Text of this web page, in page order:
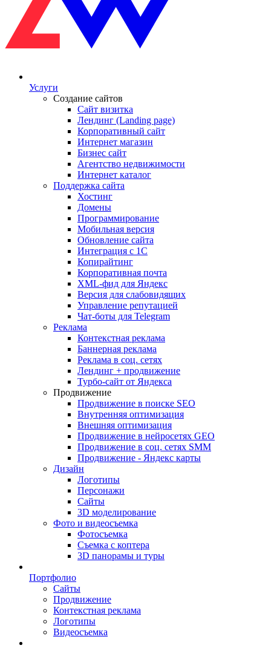
Услуги
Создание сайтов
Сайт визитка
Лендинг (Landing page)
Корпоративный сайт
Интернет магазин
Бизнес сайт
Агентство недвижимости
Интернет каталог
Поддержка сайта
Хостинг
Домены
Программирование
Мобильная версия
Обновление сайта
Интеграция с 1С
Копирайтинг
Корпоративная почта
XML-фид для Яндекс
Версия для слабовидящих
Управление репутацией
Чат-боты для Telegram
Реклама
Контекстная реклама
Баннерная реклама
Реклама в соц. сетях
Лендинг + продвижение
Турбо-сайт от Яндекса
Продвижение
Продвижение в поиске SEO
Внутренняя оптимизация
Внешняя оптимизация
Продвижение в нейросетях GEO
Продвижение в соц. сетях SMM
Продвижение - Яндекс карты
Дизайн
Логотипы
Персонажи
Сайты
3D моделирование
Фото и видеосъемка
Фотосъемка
Съемка с коптера
3D панорамы и туры
Портфолио
Сайты
Продвижение
Контекстная реклама
Логотипы
Видеосъемка